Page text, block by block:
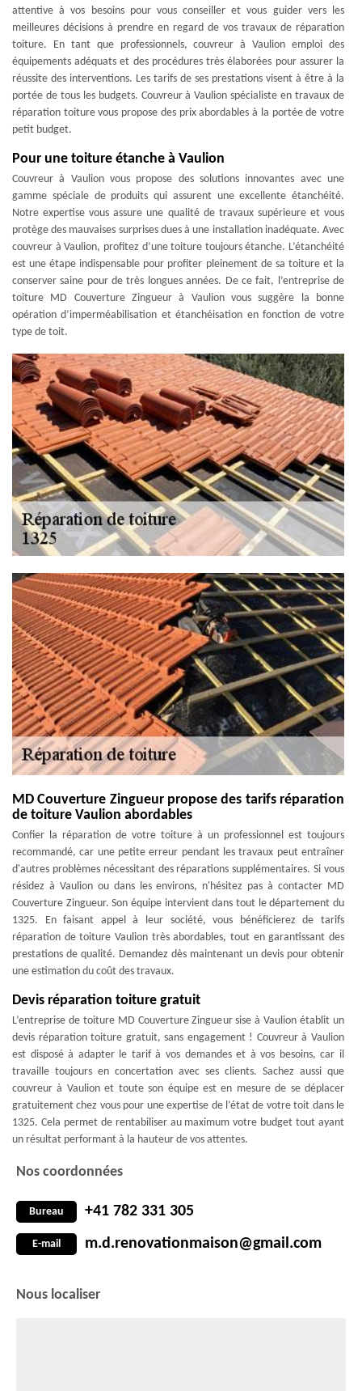
attentive à vos besoins pour vous conseiller et vous guider vers les
meilleures décisions à prendre en regard de vos travaux de réparation
toiture. En tant que professionnels, couvreur à Vaulion emploi des
équipements adéquats et des procédures très élaborées pour assurer la
réussite des interventions. Les tarifs de ses prestations visent à être à la
portée de tous les budgets. Couvreur à Vaulion spécialiste en travaux de
réparation toiture vous propose des prix abordables à la portée de votre
petit budget.
Pour une toiture étanche à Vaulion
Couvreur à Vaulion vous propose des solutions innovantes avec une
gamme spéciale de produits qui assurent une excellente étanchéité.
Notre expertise vous assure une qualité de travaux supérieure et vous
protège des mauvaises surprises dues à une installation inadéquate. Avec
couvreur à Vaulion, profitez d’une toiture toujours étanche. L’étanchéité
est une étape indispensable pour profiter pleinement de sa toiture et la
conserver saine pour de très longues années. De ce fait, l’entreprise de
toiture MD Couverture Zingueur à Vaulion vous suggère la bonne
opération d’imperméabilisation et étanchéisation en fonction de votre
type de toit.
MD Couverture Zingueur propose des tarifs réparation
de toiture Vaulion abordables
Confier la réparation de votre toiture à un professionnel est toujours
recommandé, car une petite erreur pendant les travaux peut entraîner
d'autres problèmes nécessitant des réparations supplémentaires. Si vous
résidez à Vaulion ou dans les environs, n'hésitez pas à contacter MD
Couverture Zingueur. Son équipe intervient dans tout le département du
1325. En faisant appel à leur société, vous bénéficierez de tarifs
réparation de toiture Vaulion très abordables, tout en garantissant des
prestations de qualité. Demandez dès maintenant un devis pour obtenir
une estimation du coût des travaux.
Devis réparation toiture gratuit
L’entreprise de toiture MD Couverture Zingueur sise à Vaulion établit un
devis réparation toiture gratuit, sans engagement ! Couvreur à Vaulion
est disposé à adapter le tarif à vos demandes et à vos besoins, car il
travaille toujours en concertation avec ses clients. Sachez aussi que
couvreur à Vaulion et toute son équipe est en mesure de se déplacer
gratuitement chez vous pour une expertise de l’état de votre toit dans le
1325. Cela permet de rentabiliser au maximum votre budget tout ayant
un résultat performant à la hauteur de vos attentes.
Nos coordonnées
Bureau +41 782 331 305
E-mail m.d.renovationmaison@gmail.com
Nous localiser